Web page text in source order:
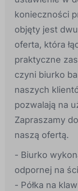
konieczności
objęty jest
oferta, która
praktyczne
czyni biurko
naszych
pozwalają na
Zapraszamy
naszą ofertą.
- Biurko
odpornej na
- Półka na